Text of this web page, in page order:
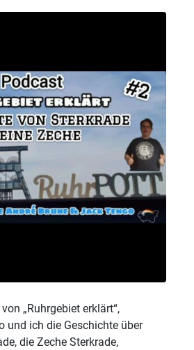
„Ruhrgebiet erklärt“,
und ich die Geschichte über
die Zeche Sterkrade,